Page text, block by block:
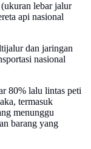
lebar jalur
api nasional
dan jaringan
nasional
80% lalu lintas peti
termasuk
menunggu
barang yang